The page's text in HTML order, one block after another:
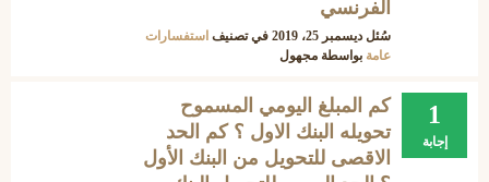
الفرنسي
سُئل ديسمبر 25، 2019 في تصنيف استفسارات
عامة بواسطة مجهول
1
إجابة
كم المبلغ اليومي المسموح
تحويله البنك الاول ؟ كم الحد
الاقصى للتحويل من البنك الأول